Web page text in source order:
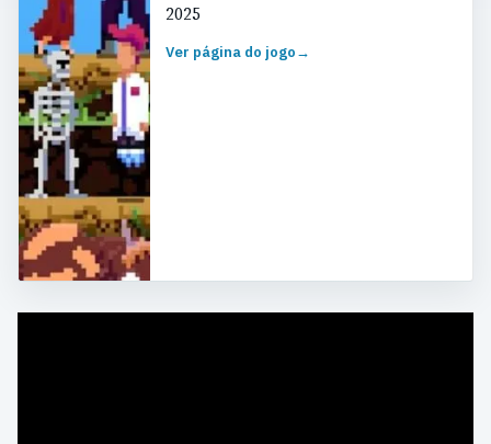
2025
Ver página do jogo→